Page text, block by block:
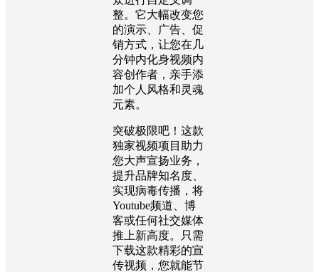
整。它大幅改变您
的演示、广告、促
销方式，让您在几
分钟内化身视频内
容创作者，亲手添
加个人风格和灵魂
元素。
突破极限吧！这款
独家视频项目助力
您大声宣扬业务，
提升品牌知名度、
实现病毒传播，将
Youtube频道、博
客或任何社交媒体
推上新高度。只需
下载这款精彩的宣
传视频，您就能节